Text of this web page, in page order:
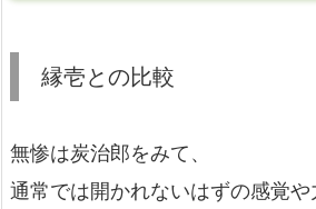
縁壱との比較
無惨は炭治郎をみて、
通常では開かれないはずの感覚